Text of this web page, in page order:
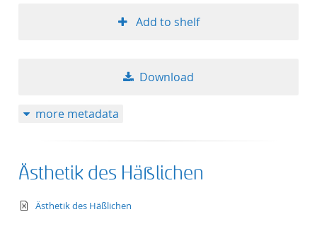
Add to shelf
Download
more metadata
Ästhetik des Häßlichen
text/xml
Ästhetik des Häßlichen